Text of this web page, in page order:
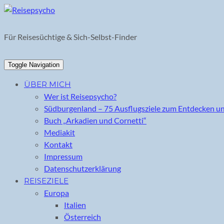
Skip
content
Für Reisesüchtige & Sich-Selbst-Finder
Toggle Navigation
ÜBER MICH
Wer ist Reisepsycho?
Südburgenland – 75 Ausflugsziele zum Entdecken
Buch „Arkadien und Cornetti“
Mediakit
Kontakt
Impressum
Datenschutzerklärung
REISEZIELE
Europa
Italien
Österreich